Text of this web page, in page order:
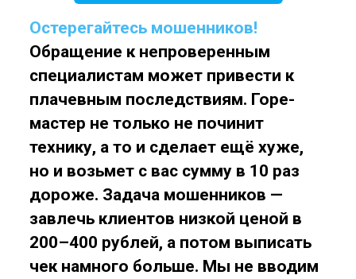
Остерегайтесь мошенников!
Обращение к непроверенным
специалистам может привести к
плачевным последствиям. Горе-
мастер не только не починит
технику, а то и сделает ещё хуже,
но и возьмет с вас сумму в 10 раз
дороже. Задача мошенников —
завлечь клиентов низкой ценой в
200–400 рублей, а потом выписать
чек намного больше. Мы не вводим